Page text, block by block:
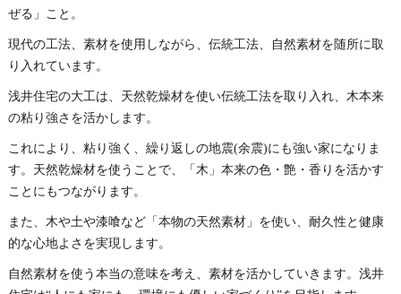
ぜる」こと。
現代の工法、素材を使用しながら、伝統工法、自然素材を随所に取
り入れています。
浅井住宅の大工は、天然乾燥材を使い伝統工法を取り入れ、木本来
の粘り強さを活かします。
これにより、粘り強く、繰り返しの地震(余震)にも強い家になりま
す。天然乾燥材を使うことで、「木」本来の色・艶・香りを活かす
ことにもつながります。
また、木や土や漆喰など「本物の天然素材」を使い、耐久性と健康
的な心地よさを実現します。
自然素材を使う本当の意味を考え、素材を活かしていきます。浅井